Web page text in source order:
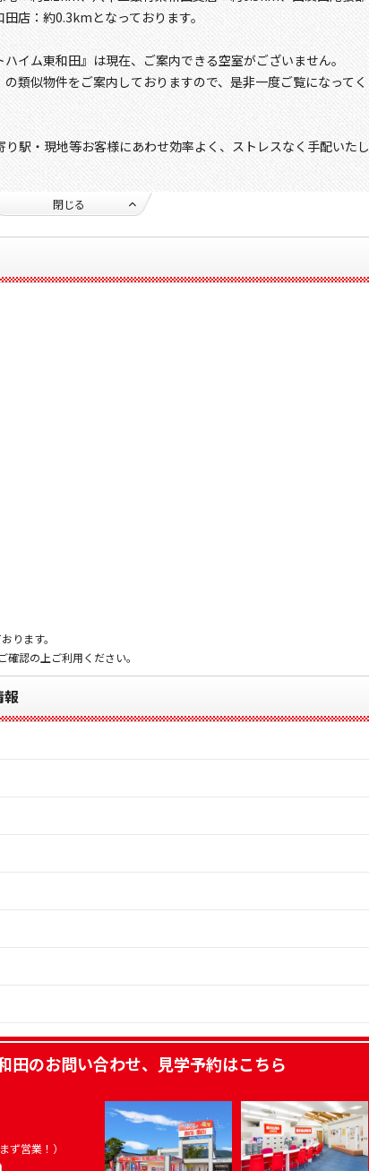
店：約0.3kmとなっております。
イム東和田』は現在、ご案内できる空室がございません。
類似物件をご案内しておりますので、是非一度ご覧になってく
駅・現地等お客様にあわせ効率よく、ストレスなく手配いたし
閉じる
ります。
認の上ご利用ください。
報
田のお問い合わせ、見学予約はこちら
ず営業！）